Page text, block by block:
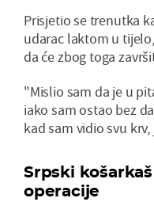
Prisjetio se trenutka
udarac laktom u
da će zbog toga
"Mislio sam da je u
iako sam ostao bez
kad sam vidio svu
Srpski
operacije